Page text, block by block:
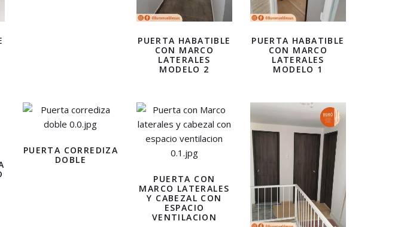
PUERTA HABATIBLE
CON MARCO
LATERALES
MODELO 2
PUERTA HABATIBLE
CON MARCO
LATERALES
MODELO 1
PUERTA CORREDIZA
DOBLE
PUERTA CON
MARCO LATERALES
Y CABEZAL CON
ESPACIO
VENTILACION